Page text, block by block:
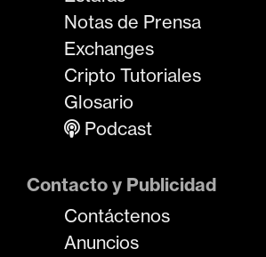
Notas de Prensa
Exchanges
Cripto Tutoriales
Glosario
Podcast
Contacto y Publicidad
Contáctenos
Anuncios